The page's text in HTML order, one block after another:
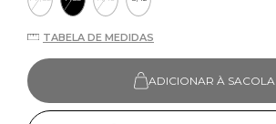
TABELA DE MEDIDAS
ADICIONAR À SACOLA